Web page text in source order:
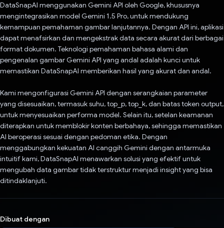
DataSnapAI menggunakan Gemini API oleh Google, khususnya
mengintegrasikan model Gemini 1.5 Pro, untuk mendukung
kemampuan pemahaman gambar lanjutannya. Dengan API ini, aplikasi
dapat menafsirkan dan mengekstrak data secara akurat dari berbagai
format dokumen. Teknologi pemahaman bahasa alami dan
pengenalan gambar Gemini API yang andal adalah kunci untuk
memastikan DataSnapAI memberikan hasil yang akurat dan andal.
Kami mengonfigurasi Gemini API dengan serangkaian parameter
yang disesuaikan, termasuk suhu, top_p, top_k, dan batas token output,
untuk menyesuaikan performa model. Selain itu, setelan keamanan
diterapkan untuk memblokir konten berbahaya, sehingga memastikan
AI beroperasi sesuai dengan pedoman etika. Dengan
menggabungkan kekuatan AI canggih Gemini dengan antarmuka
intuitif kami, DataSnapAI menawarkan solusi yang efektif untuk
mengubah data gambar tidak terstruktur menjadi insight yang bisa
ditindaklanjuti.
Dibuat dengan